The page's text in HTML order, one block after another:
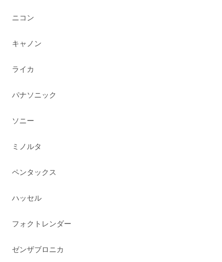
ニコン
キャノン
ライカ
パナソニック
ソニー
ミノルタ
ペンタックス
ハッセル
フォクトレンダー
ゼンザブロニカ